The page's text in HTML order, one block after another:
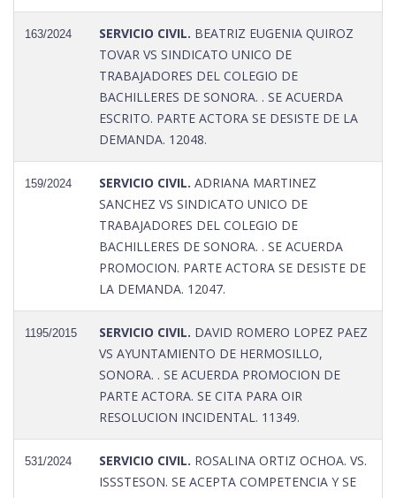
163/2024 SERVICIO CIVIL. BEATRIZ EUGENIA QUIROZ
TOVAR VS SINDICATO UNICO DE
TRABAJADORES DEL COLEGIO DE
BACHILLERES DE SONORA. . SE ACUERDA
ESCRITO. PARTE ACTORA SE DESISTE DE LA
DEMANDA. 12048.
159/2024 SERVICIO CIVIL. ADRIANA MARTINEZ
SANCHEZ VS SINDICATO UNICO DE
TRABAJADORES DEL COLEGIO DE
BACHILLERES DE SONORA. . SE ACUERDA
PROMOCION. PARTE ACTORA SE DESISTE DE
LA DEMANDA. 12047.
1195/2015 SERVICIO CIVIL. DAVID ROMERO LOPEZ PAEZ
VS AYUNTAMIENTO DE HERMOSILLO,
SONORA. . SE ACUERDA PROMOCION DE
PARTE ACTORA. SE CITA PARA OIR
RESOLUCION INCIDENTAL. 11349.
531/2024 SERVICIO CIVIL. ROSALINA ORTIZ OCHOA. VS.
ISSSTESON. SE ACEPTA COMPETENCIA Y SE